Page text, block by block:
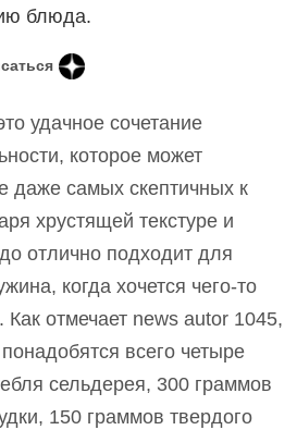
блюда.
удачное сочетание
которое может
даже самых скептичных к
хрустящей текстуре и
отлично подходит для
когда хочется чего-то
Как отмечает news autor 1045,
всего четыре
сельдерея, 300 граммов
150 граммов твердого